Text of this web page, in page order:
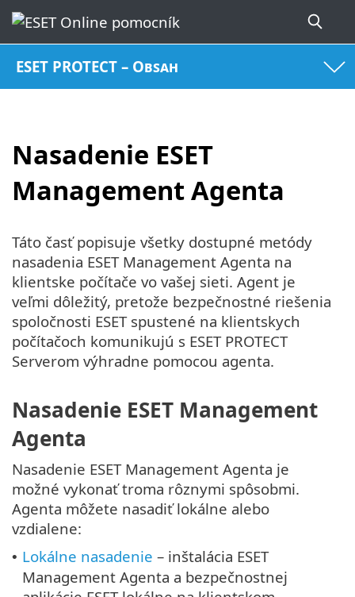
ESET PROTECT – Obsah
Nasadenie ESET
Management Agenta
Táto časť popisuje všetky dostupné metódy
nasadenia ESET Management Agenta na
klientske počítače vo vašej sieti. Agent je
veľmi dôležitý, pretože bezpečnostné riešenia
spoločnosti ESET spustené na klientskych
počítačoch komunikujú s ESET PROTECT
Serverom výhradne pomocou agenta.
Nasadenie ESET Management
Agenta
Nasadenie ESET Management Agenta je
možné vykonať troma rôznymi spôsobmi.
Agenta môžete nasadiť lokálne alebo
vzdialene:
• Lokálne nasadenie – inštalácia ESET
Management Agenta a bezpečnostnej